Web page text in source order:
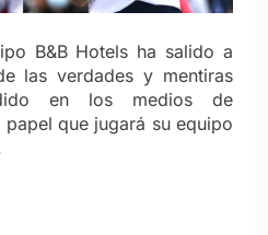
B&B Hotels ha salido a
las verdades y mentiras
en los medios de
que jugará su equipo